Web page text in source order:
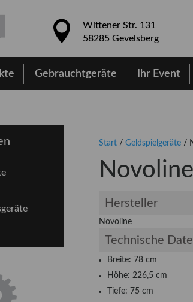
Wittener Str. 131
58285 Gevelsberg
Gebrauchtgeräte Ihr Event
Start/ Geldspielgeräte/
Hersteller
Novoline
Technische
Breite: 78 cm
Höhe: 226,5 cm
Tiefe: 75 cm